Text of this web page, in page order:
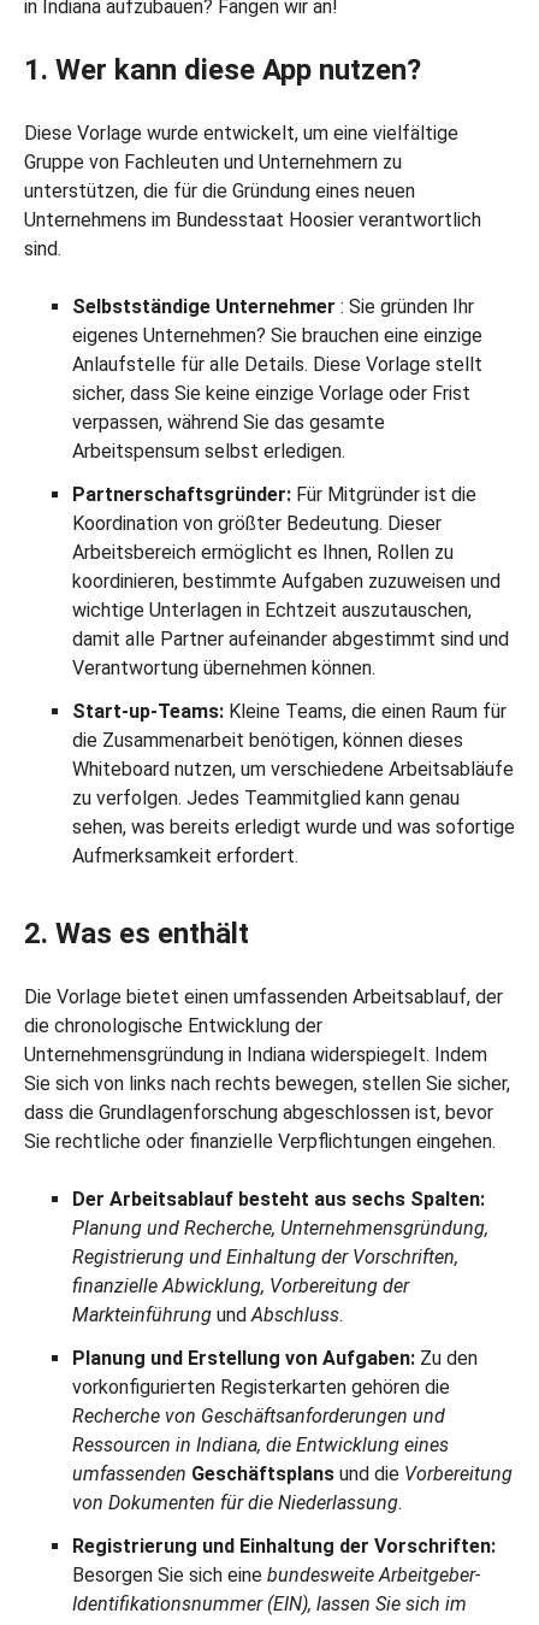
in Indiana aufzubauen? Fangen wir an!
1. Wer kann diese App nutzen?
Diese Vorlage wurde entwickelt, um eine vielfältige
Gruppe von Fachleuten und Unternehmern zu
unterstützen, die für die Gründung eines neuen
Unternehmens im Bundesstaat Hoosier verantwortlich
sind.
Selbstständige Unternehmer : Sie gründen Ihr
eigenes Unternehmen? Sie brauchen eine einzige
Anlaufstelle für alle Details. Diese Vorlage stellt
sicher, dass Sie keine einzige Vorlage oder Frist
verpassen, während Sie das gesamte
Arbeitspensum selbst erledigen.
Partnerschaftsgründer: Für Mitgründer ist die
Koordination von größter Bedeutung. Dieser
Arbeitsbereich ermöglicht es Ihnen, Rollen zu
koordinieren, bestimmte Aufgaben zuzuweisen und
wichtige Unterlagen in Echtzeit auszutauschen,
damit alle Partner aufeinander abgestimmt sind und
Verantwortung übernehmen können.
Start-up-Teams: Kleine Teams, die einen Raum für
die Zusammenarbeit benötigen, können dieses
Whiteboard nutzen, um verschiedene Arbeitsabläufe
zu verfolgen. Jedes Teammitglied kann genau
sehen, was bereits erledigt wurde und was sofortige
Aufmerksamkeit erfordert.
2. Was es enthält
Die Vorlage bietet einen umfassenden Arbeitsablauf, der
die chronologische Entwicklung der
Unternehmensgründung in Indiana widerspiegelt. Indem
Sie sich von links nach rechts bewegen, stellen Sie sicher,
dass die Grundlagenforschung abgeschlossen ist, bevor
Sie rechtliche oder finanzielle Verpflichtungen eingehen.
Der Arbeitsablauf besteht aus sechs Spalten:
Planung und Recherche, Unternehmensgründung,
Registrierung und Einhaltung der Vorschriften,
finanzielle Abwicklung, Vorbereitung der
Markteinführung undAbschluss.
Planung und Erstellung von Aufgaben: Zu den
vorkonfigurierten Registerkarten gehören die
Recherche von Geschäftsanforderungen und
Ressourcen in Indiana, die Entwicklung eines
umfassenden Geschäftsplans und die Vorbereitung
von Dokumenten für die Niederlassung.
Registrierung und Einhaltung der Vorschriften:
Besorgen Sie sich eine bundesweite Arbeitgeber-
Identifikationsnummer (EIN), lassen Sie sich im